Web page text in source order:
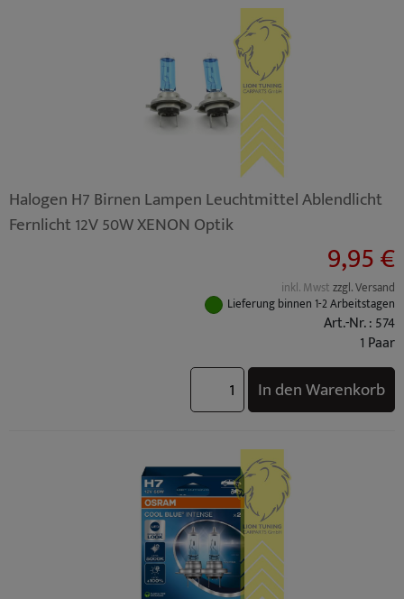
Halogen H7 Birnen Lampen Leuchtmittel Ablendlicht
Fernlicht 12V 50W XENON Optik
9,95 €
inkl. Mwstzzgl. Versand
Lieferung binnen 1-2 Arbeitstagen
Art.-Nr. : 574
1 Paar
In den Warenkorb